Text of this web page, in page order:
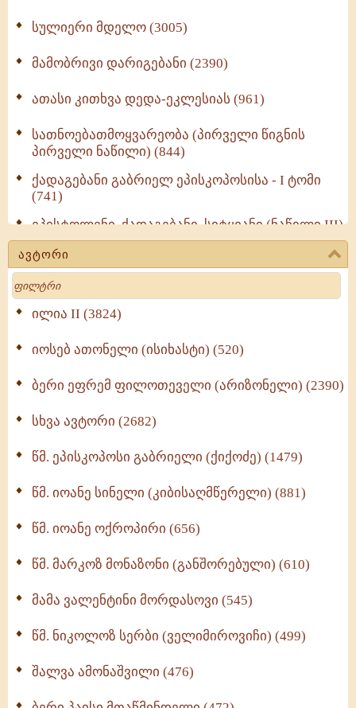
სულიერი მდელო (3005)
მამობრივი დარიგებანი (2390)
ათასი კითხვა დედა-ეკლესიას (961)
სათნოებათმოყვარეობა (პირველი წიგნის
პირველი ნაწილი) (844)
ქადაგებანი გაბრიელ ეპისკოპოსისა - I ტომი
(741)
ეპისტოლენი, ქადაგებანი, სიტყვანი (ნაწილი III)
(723)
მოძღვრის ძალზე სასარგებლო რჩევები
მრევლისათვის (545)
Wisdomge (514)
ქადაგებანი გაბრიელ ეპისკოპოსისა - II ტომი
სულიერი ცხოვრების სახელმძღვანელო -
ნაწილი II (369)
ავტორი
Search
ილია II (3824)
იოსებ ათონელი (ისიხასტი) (520)
ბერი ეფრემ ფილოთეველი (არიზონელი) (2390)
სხვა ავტორი (2682)
წმ. ეპისკოპოსი გაბრიელი (ქიქოძე) (1479)
წმ. იოანე სინელი (კიბისაღმწერელი) (881)
წმ. იოანე ოქროპირი (656)
წმ. მარკოზ მონაზონი (განშორებული) (610)
მამა ვალენტინი მორდასოვი (545)
წმ. ნიკოლოზ სერბი (ველიმიროვიჩი) (499)
შალვა ამონაშვილი (476)